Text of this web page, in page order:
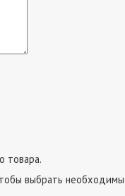
товара.
выбрать